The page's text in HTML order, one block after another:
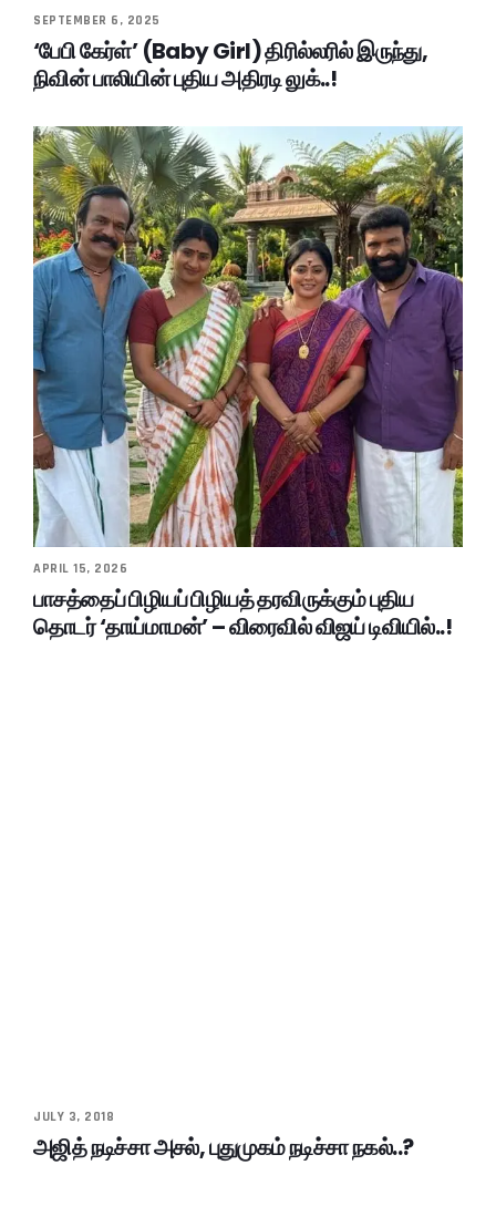
SEPTEMBER 6, 2025
‘பேபி கேர்ள்’ (Baby Girl) திரில்லரில் இருந்து,
நிவின் பாலியின் புதிய அதிரடி லுக்..!
APRIL 15, 2026
பாசத்தைப் பிழியப் பிழியத் தரவிருக்கும் புதிய
தொடர் ‘தாய்மாமன்’ – விரைவில் விஜய் டிவியில்..!
JULY 3, 2018
அஜித் நடிச்சா அசல், புதுமுகம் நடிச்சா நகல்..?